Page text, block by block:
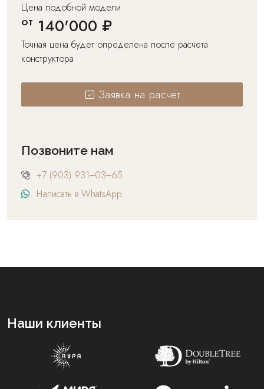
Цена подобной модели
от 140'000 ₽
Точная цена будет определена после расчета
конструктора
Заявка на расчет
Позвоните нам
+7 (903) 931‒03‒65
Написать в WhatsApp
Наши клиенты